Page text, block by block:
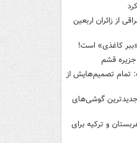
از زائران اربعین
کاغذی» است!
جزیره قشم
تمام تصمیم‌هایش از
گوشی‌های
و ترکیه برای